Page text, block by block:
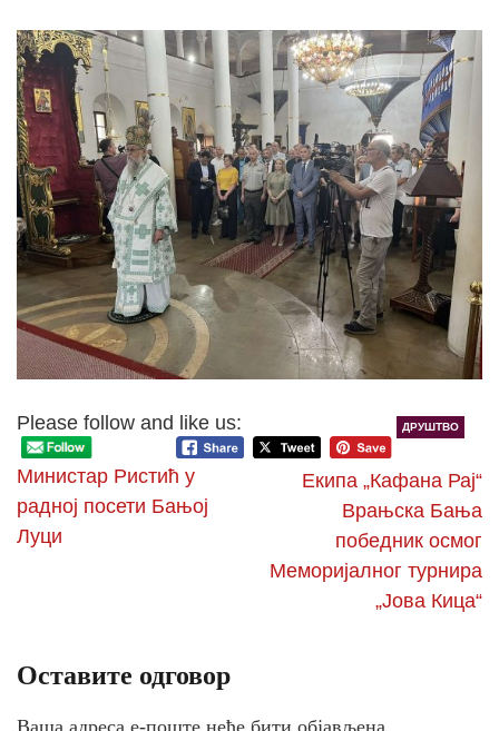
Please follow and like us: ДРУШТВО
Министар Ристић у
радној посети Бањој
Луци
Екипа „Кафана Рај“
Врањска Бања
победник осмог
Меморијалног турнира
„Јова Кица“
Оставите одговор
Ваша адреса е-поште неће бити објављена.